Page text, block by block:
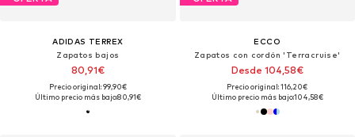
ADIDAS TERREX
Zapatos bajos
80,91€
Precio original: 99,90€
Último precio más bajo:80,91€
ECCO
Zapatos con cordón 'Terracruise'
Desde 104,58€
Precio original: 116,20€
Último precio más bajo:104,58€